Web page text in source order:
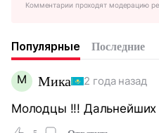
Комментарии проходят модерацию
Популярные Последние
М Мика 2 года назад
Молодцы !!! Дальнейших